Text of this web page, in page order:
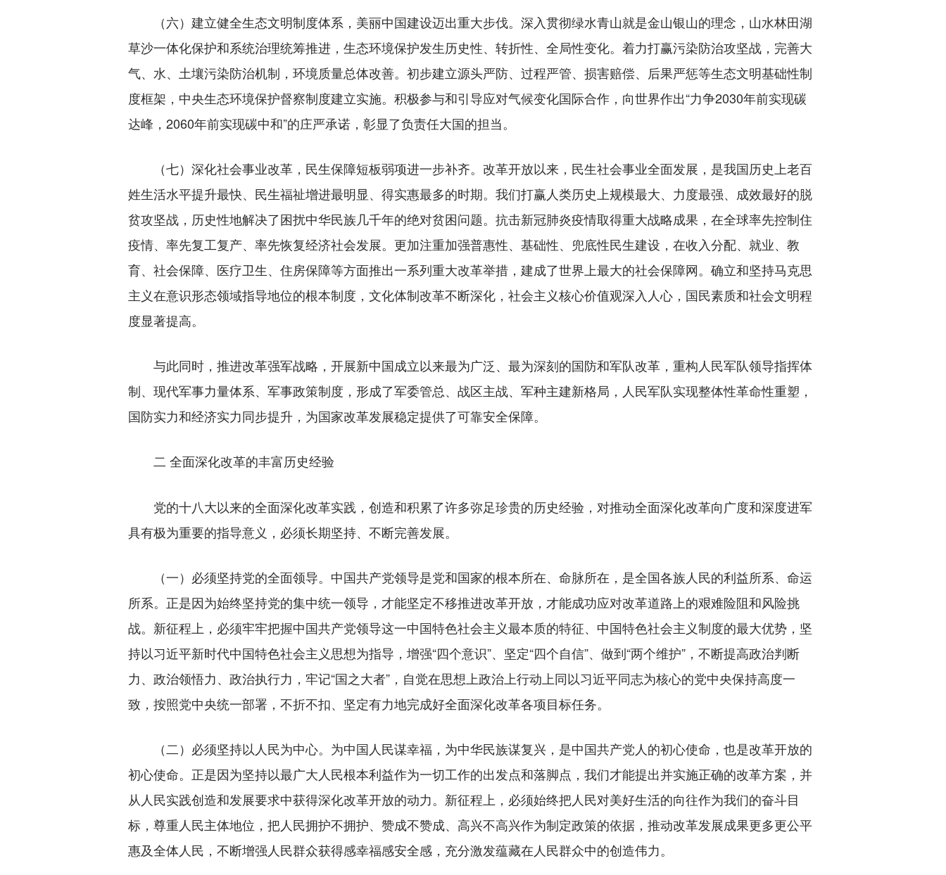
（六）建立健全生态文明制度体系，美丽中国建设迈出重大步伐。深入贯彻绿水青山就是金山银山的理念，山水林田湖
草沙一体化保护和系统治理统筹推进，生态环境保护发生历史性、转折性、全局性变化。着力打赢污染防治攻坚战，完善大
气、水、土壤污染防治机制，环境质量总体改善。初步建立源头严防、过程严管、损害赔偿、后果严惩等生态文明基础性制
度框架，中央生态环境保护督察制度建立实施。积极参与和引导应对气候变化国际合作，向世界作出“力争2030年前实现碳
达峰，2060年前实现碳中和”的庄严承诺，彰显了负责任大国的担当。
（七）深化社会事业改革，民生保障短板弱项进一步补齐。改革开放以来，民生社会事业全面发展，是我国历史上老百
姓生活水平提升最快、民生福祉增进最明显、得实惠最多的时期。我们打赢人类历史上规模最大、力度最强、成效最好的脱
贫攻坚战，历史性地解决了困扰中华民族几千年的绝对贫困问题。抗击新冠肺炎疫情取得重大战略成果，在全球率先控制住
疫情、率先复工复产、率先恢复经济社会发展。更加注重加强普惠性、基础性、兜底性民生建设，在收入分配、就业、教
育、社会保障、医疗卫生、住房保障等方面推出一系列重大改革举措，建成了世界上最大的社会保障网。确立和坚持马克思
主义在意识形态领域指导地位的根本制度，文化体制改革不断深化，社会主义核心价值观深入人心，国民素质和社会文明程
度显著提高。
与此同时，推进改革强军战略，开展新中国成立以来最为广泛、最为深刻的国防和军队改革，重构人民军队领导指挥体
制、现代军事力量体系、军事政策制度，形成了军委管总、战区主战、军种主建新格局，人民军队实现整体性革命性重塑，
国防实力和经济实力同步提升，为国家改革发展稳定提供了可靠安全保障。
二 全面深化改革的丰富历史经验
党的十八大以来的全面深化改革实践，创造和积累了许多弥足珍贵的历史经验，对推动全面深化改革向广度和深度进军
具有极为重要的指导意义，必须长期坚持、不断完善发展。
（一）必须坚持党的全面领导。中国共产党领导是党和国家的根本所在、命脉所在，是全国各族人民的利益所系、命运
所系。正是因为始终坚持党的集中统一领导，才能坚定不移推进改革开放，才能成功应对改革道路上的艰难险阻和风险挑
战。新征程上，必须牢牢把握中国共产党领导这一中国特色社会主义最本质的特征、中国特色社会主义制度的最大优势，坚
持以习近平新时代中国特色社会主义思想为指导，增强“四个意识”、坚定“四个自信”、做到“两个维护”，不断提高政治判断
力、政治领悟力、政治执行力，牢记“国之大者”，自觉在思想上政治上行动上同以习近平同志为核心的党中央保持高度一
致，按照党中央统一部署，不折不扣、坚定有力地完成好全面深化改革各项目标任务。
（二）必须坚持以人民为中心。为中国人民谋幸福，为中华民族谋复兴，是中国共产党人的初心使命，也是改革开放的
初心使命。正是因为坚持以最广大人民根本利益作为一切工作的出发点和落脚点，我们才能提出并实施正确的改革方案，并
从人民实践创造和发展要求中获得深化改革开放的动力。新征程上，必须始终把人民对美好生活的向往作为我们的奋斗目
标，尊重人民主体地位，把人民拥护不拥护、赞成不赞成、高兴不高兴作为制定政策的依据，推动改革发展成果更多更公平
惠及全体人民，不断增强人民群众获得感幸福感安全感，充分激发蕴藏在人民群众中的创造伟力。